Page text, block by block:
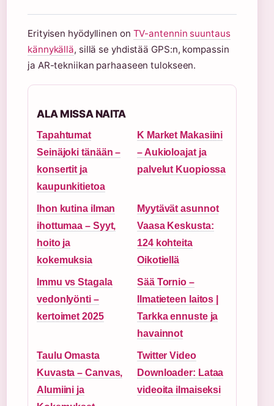
Erityisen hyödyllinen on TV-antennin suuntaus
kännykällä, sillä se yhdistää GPS:n, kompassin
ja AR-tekniikan parhaaseen tulokseen.
ALA MISSA NAITA
Tapahtumat
Seinäjoki tänään –
konsertit ja
kaupunkitietoa
K Market Makasiini
– Aukioloajat ja
palvelut Kuopiossa
Ihon kutina ilman
ihottumaa – Syyt,
hoito ja
kokemuksia
Myytävät asunnot
Vaasa Keskusta:
124 kohteita
Oikotiellä
Immu vs Stagala
vedonlyönti –
kertoimet 2025
Sää Tornio –
Ilmatieteen laitos |
Tarkka ennuste ja
havainnot
Taulu Omasta
Kuvasta – Canvas,
Alumiini ja
Twitter Video
Downloader: Lataa
videoita ilmaiseksi